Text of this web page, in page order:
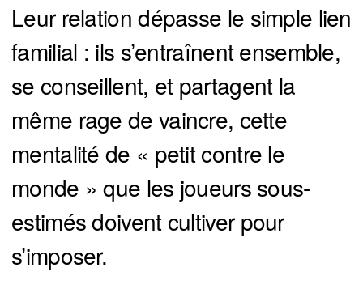
Leur relation dépasse le simple lien
familial : ils s’entraînent ensemble,
se conseillent, et partagent la
même rage de vaincre, cette
mentalité de « petit contre le
monde » que les joueurs sous-
estimés doivent cultiver pour
s’imposer.